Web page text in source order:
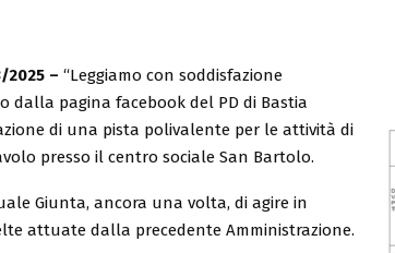
2025 – “Leggiamo con soddisfazione
dalla pagina facebook del PD di Bastia
di una pista polivalente per le attività di
presso il centro sociale San Bartolo.
Giunta, ancora una volta, di agire in
attuate dalla precedente Amministrazione.